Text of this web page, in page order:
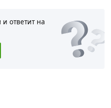
ответит на